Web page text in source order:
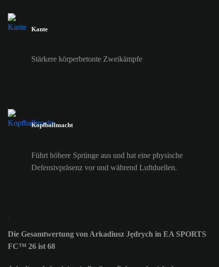
Kante
Stärkere körperbetonte Zweikämpfe
Kopfballmacht
Führt höhere Sprünge aus und hat eine physische
Defensivpräsenz vor und während Luftduellen.
Die Gesamtwertung von Arkadiusz Jędrych in EA SPORTS
FC™ 26 ist 68